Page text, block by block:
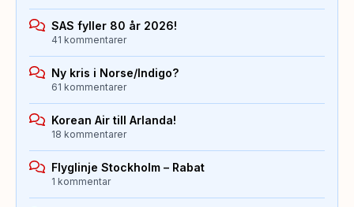
SAS fyller 80 år 2026!
41 kommentarer
Ny kris i Norse/Indigo?
61 kommentarer
Korean Air till Arlanda!
18 kommentarer
Flyglinje Stockholm – Rabat
1 kommentar